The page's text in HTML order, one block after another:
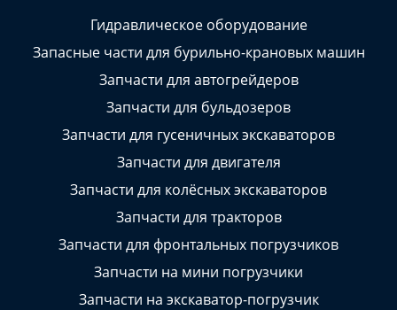
Гидравлическое оборудование
Запасные части для бурильно-крановых машин
Запчасти для автогрейдеров
Запчасти для бульдозеров
Запчасти для гусеничных экскаваторов
Запчасти для двигателя
Запчасти для колёсных экскаваторов
Запчасти для тракторов
Запчасти для фронтальных погрузчиков
Запчасти на мини погрузчики
Запчасти на экскаватор-погрузчик